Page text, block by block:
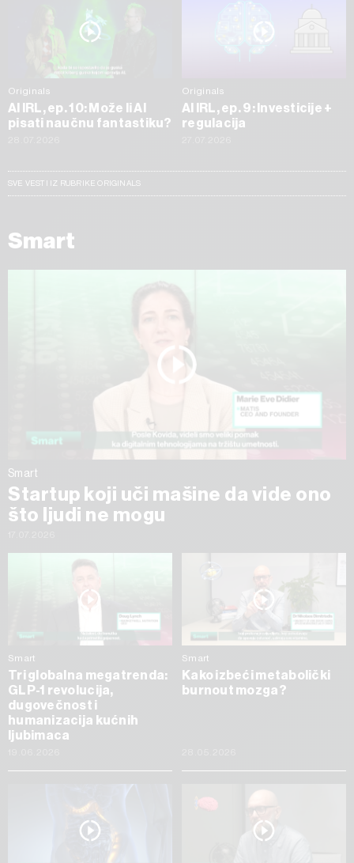
Originals
AI IRL, ep. 10: Može li AI
pisati naučnu fantastiku?
Originals
AI IRL, ep. 9: Investicije +
regulacija
SVE VESTI IZ RUBRIKE ORIGINALS
Smart
Smart
Startup koji uči mašine da vide ono
što ljudi ne mogu
Smart
Tri globalna megatrenda:
GLP-1 revolucija,
dugovečnost i
humanizacija kućnih
ljubimaca
Smart
Kako izbeći metabolički
burnout mozga?